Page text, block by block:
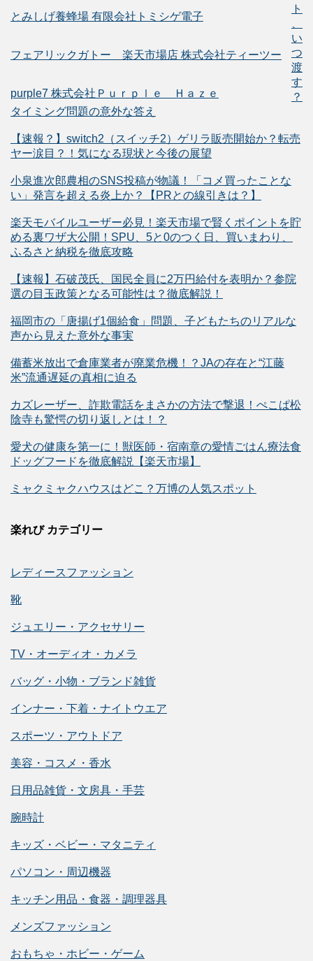
とみしげ養蜂場 有限会社トミシゲ電子
フェアリックガトー 楽天市場店 株式会社ティーツー
purple7 株式会社Ｐｕｒｐｌｅ Ｈａｚｅ
ト
い
つ
渡
す
？
タイミング問題の意外な答え
【速報？】switch2（スイッチ2）ゲリラ販売開始か？転売
ヤー涙目？！気になる現状と今後の展望
小泉進次郎農相のSNS投稿が物議！「コメ買ったことな
い」発言を超える炎上か？【PRとの線引きは？】
楽天モバイルユーザー必見！楽天市場で賢くポイントを貯
める裏ワザ大公開！SPU、5と0のつく日、買いまわり、
ふるさと納税を徹底攻略
【速報】石破茂氏、国民全員に2万円給付を表明か？参院
選の目玉政策となる可能性は？徹底解説！
福岡市の「唐揚げ1個給食」問題、子どもたちのリアルな
声から見えた意外な事実
備蓄米放出で倉庫業者が廃業危機！？JAの存在と“江藤
米”流通遅延の真相に迫る
カズレーザー、詐欺電話をまさかの方法で撃退！ぺこぱ松
陰寺も驚愕の切り返しとは！？
愛犬の健康を第一に！獣医師・宿南章の愛情ごはん療法食
ドッグフードを徹底解説【楽天市場】
ミャクミャクハウスはどこ？万博の人気スポット
楽れび カテゴリー
レディースファッション
靴
ジュエリー・アクセサリー
TV・オーディオ・カメラ
バッグ・小物・ブランド雑貨
インナー・下着・ナイトウエア
スポーツ・アウトドア
美容・コスメ・香水
日用品雑貨・文房具・手芸
腕時計
キッズ・ベビー・マタニティ
パソコン・周辺機器
キッチン用品・食器・調理器具
メンズファッション
おもちゃ・ホビー・ゲーム